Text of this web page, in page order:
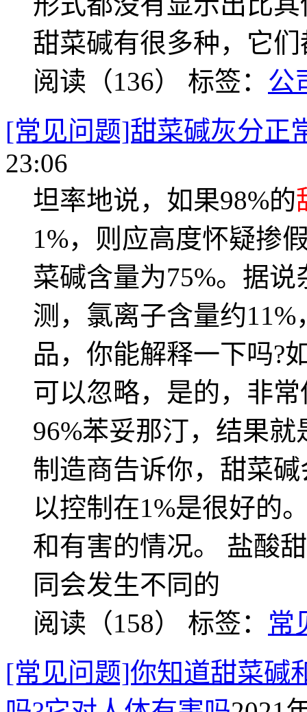
甜菜碱有很多种，它
阅读（136） 标签： 公
[常见问题]甜菜碱灰分正
23:06
坦率地说，如果98%的
1%，则应高度怀疑掺
菜碱含量为75%。据
测，氯离子含量约
品，你能解释一下吗?
可以忽略，是的，非
96%苯妥那汀，结果
制造商告诉你，甜菜
以控制在1%是很好的
和有害的情况。 盐酸
同会发生不同的
阅读（158） 标签： 常
[常见问题]你知道甜菜碱